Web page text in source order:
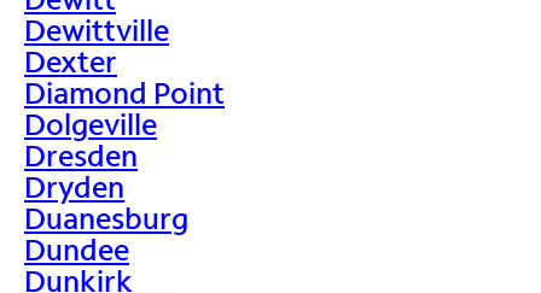
Dewittville
Dexter
Diamond Point
Dolgeville
Dresden
Dryden
Duanesburg
Dundee
Dunkirk